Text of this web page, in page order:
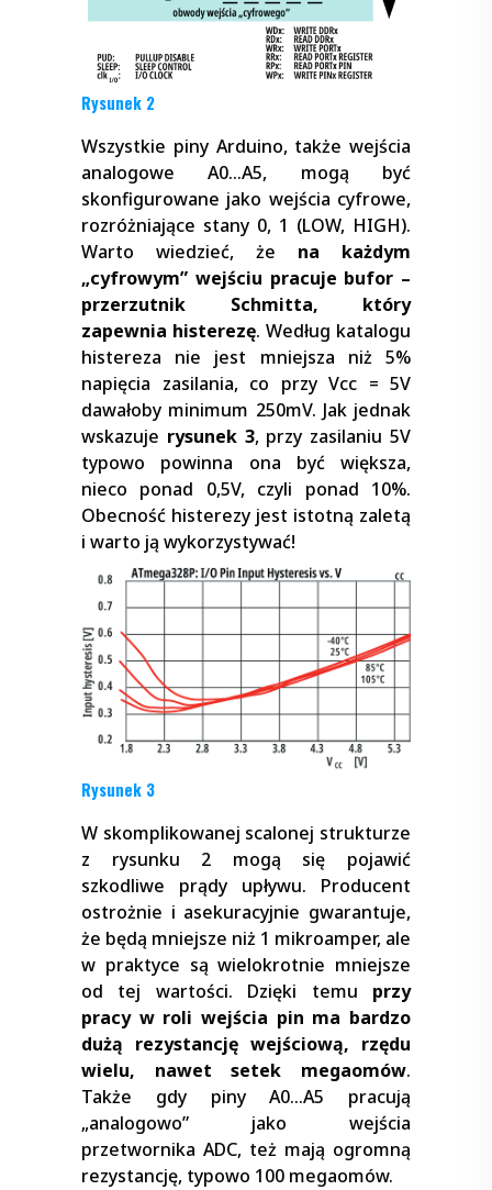
Rysunek 2
Wszystkie piny Arduino, także wejścia
analogowe A0…A5, mogą być
skonfigurowane jako wejścia cyfrowe,
rozróżniające stany 0, 1 (LOW, HIGH).
Warto wiedzieć, że na każdym
„cyfrowym” wejściu pracuje bufor –
przerzutnik Schmitta, który
zapewnia histerezę. Według katalogu
histereza nie jest mniejsza niż 5%
napięcia zasilania, co przy Vcc = 5V
dawałoby minimum 250mV. Jak jednak
wskazuje rysunek 3, przy zasilaniu 5V
typowo powinna ona być większa,
nieco ponad 0,5V, czyli ponad 10%.
Obecność histerezy jest istotną zaletą
i warto ją wykorzystywać!
Rysunek 3
W skomplikowanej scalonej strukturze
z rysunku 2 mogą się pojawić
szkodliwe prądy upływu. Producent
ostrożnie i asekuracyjnie gwarantuje,
że będą mniejsze niż 1 mikroamper, ale
w praktyce są wielokrotnie mniejsze
od tej wartości. Dzięki temu przy
pracy w roli wejścia pin ma bardzo
dużą rezystancję wejściową, rzędu
wielu, nawet setek megaomów.
Także gdy piny A0…A5 pracują
„analogowo” jako wejścia
przetwornika ADC, też mają ogromną
rezystancję, typowo 100 megaomów.